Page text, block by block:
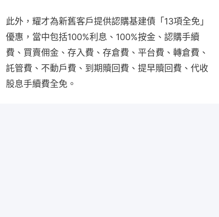
此外，耀才為新舊客戶提供認購基建債「13項全免」
優惠，當中包括100%利息、100%按金、認購手續
費、買賣佣金、存入費、存倉費、平台費、轉倉費、
託管費、不動戶費、到期贖回費、提早贖回費、代收
股息手續費全免。